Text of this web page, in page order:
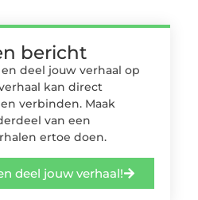
bericht
deel jouw verhaal op
kan direct
verbinden. Maak
van een
ertoe doen.
deel jouw verhaal!